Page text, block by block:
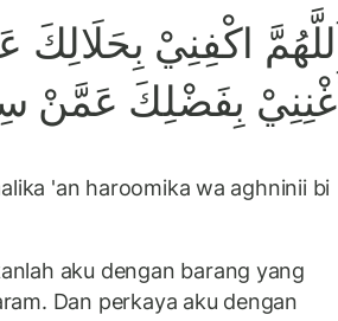
اَللَّهُمَّ اكْفِنِيْ
أَغْنِنِيْ بِفَضْلِكَ عَمَّنْ
'an haroomika wa aghninii bi
aku dengan barang yang
Dan perkaya aku dengan